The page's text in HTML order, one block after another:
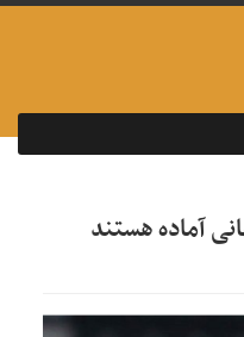
آماده هستند